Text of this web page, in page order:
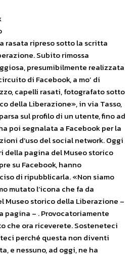
rasata ripreso sotto la scritta
Subito rimossa
presumibilmente realizzata
di Facebook, a mo’ di
capelli rasati, fotografato sotto
della Liberazione», in via Tasso,
sul profilo di un utente, fino ad
poi segnalata a Facebook per la
d’uso del social network. Oggi
della pagina del Museo storico
su Facebook, hanno
di ripubblicarla. «Non siamo
mutato l’icona che fa da
Museo storico della Liberazione –
pagina – . Provocatoriamente
che ora riceverete. Sosteneteci
perché questa non diventi
e nessuno, ad oggi, ne ha